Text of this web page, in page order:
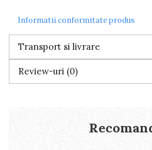
Informatii conformitate produs
Transport si livrare
Review-uri (0)